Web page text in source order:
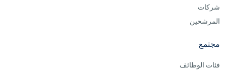
شركات
المرشحين
مجتمع
فئات الوظائف